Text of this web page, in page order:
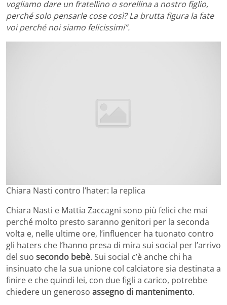
vogliamo dare un fratellino o sorellina a nostro figlio,
perché solo pensarle cose così? La brutta figura la fate
voi perché noi siamo felicissimi”.
Chiara Nasti contro l’hater: la replica
Chiara Nasti e Mattia Zaccagni sono più felici che mai
perché molto presto saranno genitori per la seconda
volta e, nelle ultime ore, l’influencer ha tuonato contro
gli haters che l’hanno presa di mira sui social per l’arrivo
del suo secondo bebè. Sui social c’è anche chi ha
insinuato che la sua unione col calciatore sia destinata a
finire e che quindi lei, con due figli a carico, potrebbe
chiedere un generoso assegno di mantenimento.